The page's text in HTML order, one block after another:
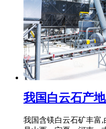
我国白云石产
我国含镁白云石矿丰富,